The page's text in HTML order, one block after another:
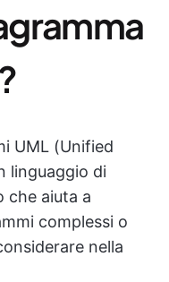
UML (Unified
linguaggio di
che aiuta a
complessi o
nella